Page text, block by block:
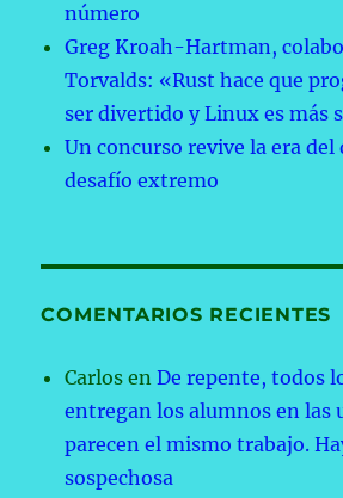
número
Greg Kroah-Hartman,
Torvalds: «Rust hace que
ser divertido y Linux es más
Un concurso revive la era
desafío extremo
COMENTARIOS RECIENTES
Carlos enDe repente, todos
entregan los alumnos en las
parecen el mismo trabajo.
sospechosa